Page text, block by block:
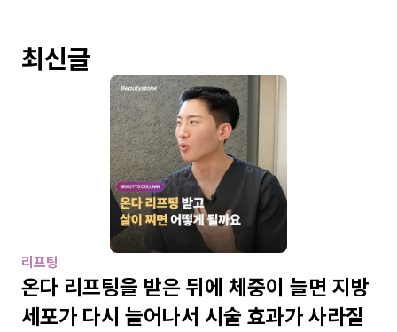
최신글
리프팅
온다 리프팅을 받은 뒤에 체중이 늘면 지방
세포가 다시 늘어나서 시술 효과가 사라질